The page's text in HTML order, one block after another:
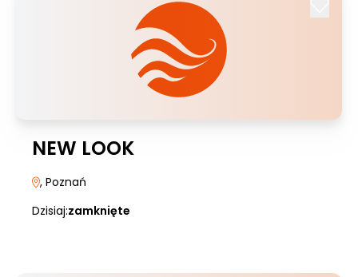
NEW LOOK
, Poznań
Dzisiaj:zamknięte